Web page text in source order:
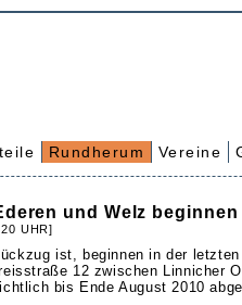
Rundherum Vereine
und Welz beginnen
UHR]
ist, beginnen in der
12 zwischen Linnicher
bis Ende August 2010